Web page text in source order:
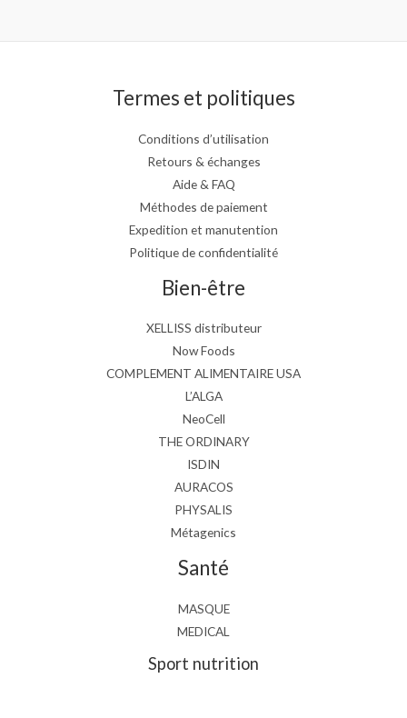
Termes et politiques
Conditions d’utilisation
Retours & échanges
Aide & FAQ
Méthodes de paiement
Expedition et manutention
Politique de confidentialité
Bien-être
XELLISS distributeur
Now Foods
COMPLEMENT ALIMENTAIRE USA
L’ALGA
NeoCell
THE ORDINARY
ISDIN
AURACOS
PHYSALIS
Métagenics
Santé
MASQUE
MEDICAL
Sport nutrition